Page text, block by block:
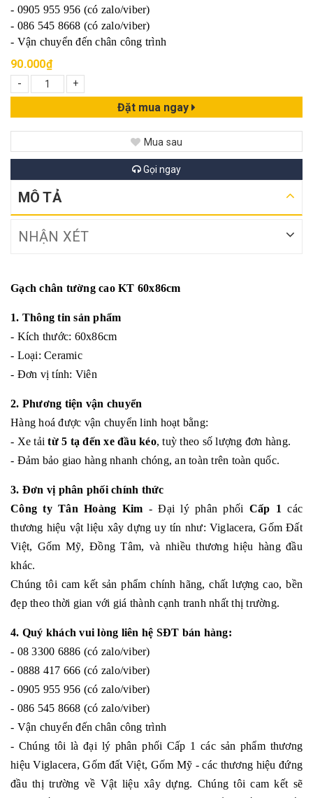
- 0905 955 956 (có zalo/viber)
- 086 545 8668 (có zalo/viber)
- Vận chuyển đến chân công trình
90.000₫
-
+
Đặt mua ngay
Mua sau
Gọi ngay
MÔ TẢ
NHẬN XÉT
Gạch chân tường cao KT 60x86cm
1. Thông tin sản phẩm
- Kích thước: 60x86cm
- Loại: Ceramic
- Đơn vị tính: Viên
2. Phương tiện vận chuyển
Hàng hoá được vận chuyển linh hoạt bằng:
- Xe tảitừ 5 tạ đến xe đầu kéo, tuỳ theo số lượng đơn hàng.
- Đảm bảo giao hàng nhanh chóng, an toàn trên toàn quốc.
3. Đơn vị phân phối chính thức
Công ty Tân Hoàng Kim - Đại lý phân phối Cấp 1 các
thương hiệu vật liệu xây dựng uy tín như: Viglacera, Gốm Đất
Việt, Gốm Mỹ, Đồng Tâm, và nhiều thương hiệu hàng đầu
khác.
Chúng tôi cam kết sản phẩm chính hãng, chất lượng cao, bền
đẹp theo thời gian với giá thành cạnh tranh nhất thị trường.
4. Quý khách vui lòng liên hệ SĐT bán hàng:
- 08 3300 6886 (có zalo/viber)
- 0888 417 666 (có zalo/viber)
- 0905 955 956 (có zalo/viber)
- 086 545 8668 (có zalo/viber)
- Vận chuyển đến chân công trình
- Chúng tôi là đại lý phân phối Cấp 1 các sản phẩm thương
hiệu Viglacera, Gốm đất Việt, Gốm Mỹ - các thương hiệu đứng
đầu thị trường về Vật liệu xây dựng. Chúng tôi cam kết sẽ